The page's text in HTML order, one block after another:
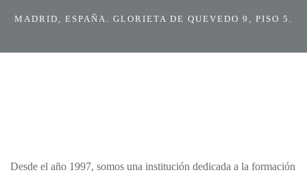
MADRID, ESPAÑA. GLORIETA DE QUEVEDO 9, PISO 5.
Desde el año 1997, somos una institución dedicada a la formación